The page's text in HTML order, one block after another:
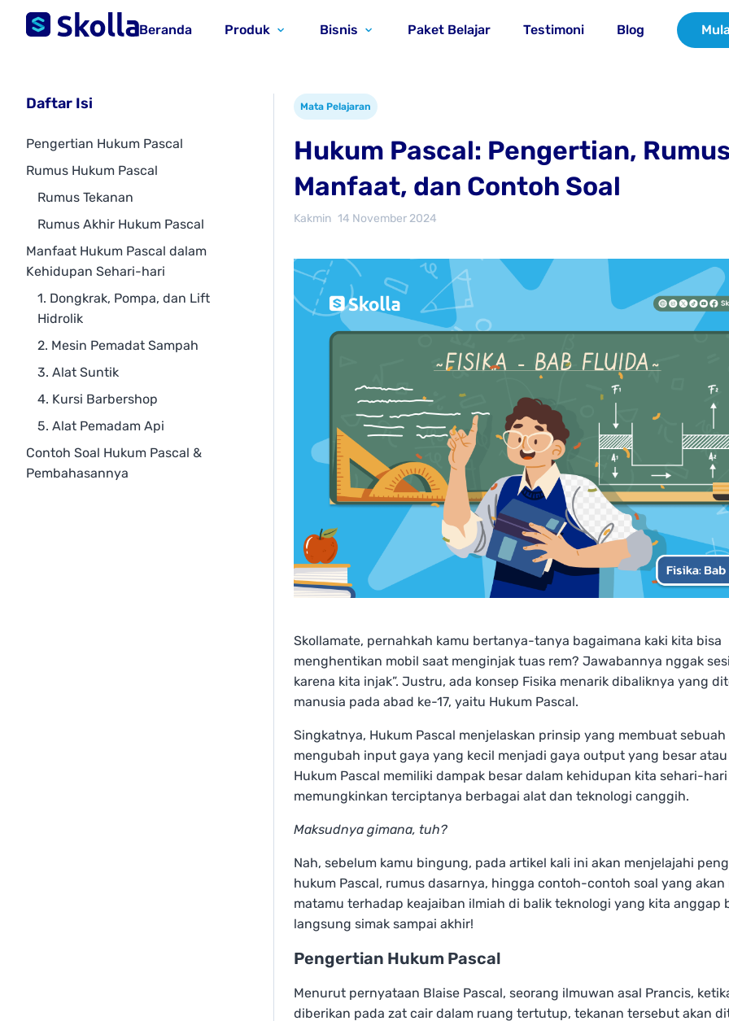
Beranda Produk Bisnis Paket Belajar Testimoni Blog
Daftar Isi
Pengertian Hukum Pascal
Rumus Hukum Pascal
Rumus Tekanan
Rumus Akhir Hukum Pascal
Manfaat Hukum Pascal dalam
Kehidupan Sehari-hari
1. Dongkrak, Pompa, dan Lift
Hidrolik
2. Mesin Pemadat Sampah
3. Alat Suntik
4. Kursi Barbershop
5. Alat Pemadam Api
Contoh Soal Hukum Pascal &
Pembahasannya
Mata Pelajaran
Hukum Pascal: Pengertian,
Manfaat, dan Contoh Soal
Kakmin 14 November 2024
Skollamate, pernahkah kamu bertanya-tanya bagaimana kaki kita bisa
menghentikan mobil saat menginjak tuas rem? Jawabannya nggak
karena kita injak”. Justru, ada konsep Fisika menarik dibaliknya yang
manusia pada abad ke-17, yaitu Hukum Pascal.
Singkatnya, Hukum Pascal menjelaskan prinsip yang membuat
mengubah input gaya yang kecil menjadi gaya output yang besar
Hukum Pascal memiliki dampak besar dalam kehidupan kita sehari-
memungkinkan terciptanya berbagai alat dan teknologi canggih.
Maksudnya gimana, tuh?
Nah, sebelum kamu bingung, pada artikel kali ini akan menjelajahi
hukum Pascal, rumus dasarnya, hingga contoh-contoh soal yang akan
matamu terhadap keajaiban ilmiah di balik teknologi yang kita anggap
langsung simak sampai akhir!
Pengertian Hukum Pascal
Menurut pernyataan Blaise Pascal, seorang ilmuwan asal Prancis,
diberikan pada zat cair dalam ruang tertutup, tekanan tersebut akan